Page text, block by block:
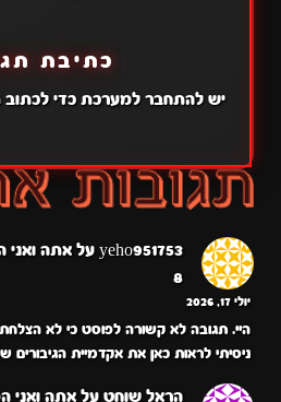
כתיבת
יש להתחבר למערכתכדי לכתוב
yeho951753 על
8
יולי 17, 2026
היי. תגובה לא קשורה לפוסט כי לא
ניסיתי לראות כאן את אקדמיית הגיבורים
הראל שוחט על אתה ואני